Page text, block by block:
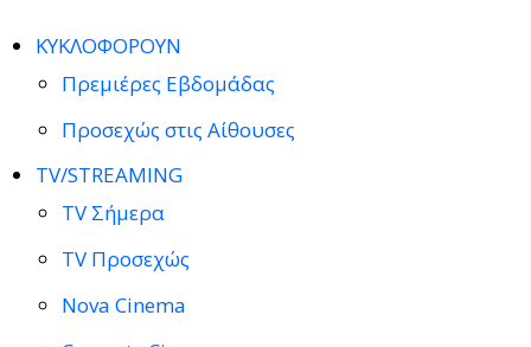
ΚΥΚΛΟΦΟΡΟΥΝ
Πρεμιέρες Εβδομάδας
Προσεχώς στις Αίθουσες
TV/STREAMING
TV Σήμερα
TV Προσεχώς
Nova Cinema